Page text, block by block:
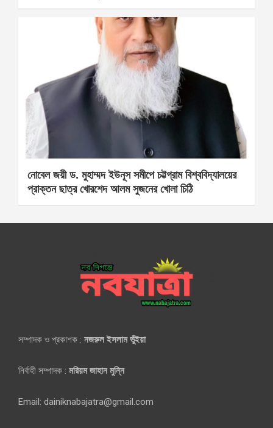
নোবেল জয়ী ড. মুহাম্মদ ইউনূস সমীপে চট্টগ্রাম বিশ্ববিদ্যালয়ের
প্রাক্তন ছাত্র খোরশেদ আলম সুজনের খোলা চিঠি
সম্পাদক ও প্রকাশক : নজরুল ইসলাম ভুঁইয়া
নির্বাহী সম্পাদক : মরিয়ম জাহান মুন্নি
Email: dainiknabajatra@gmail.com